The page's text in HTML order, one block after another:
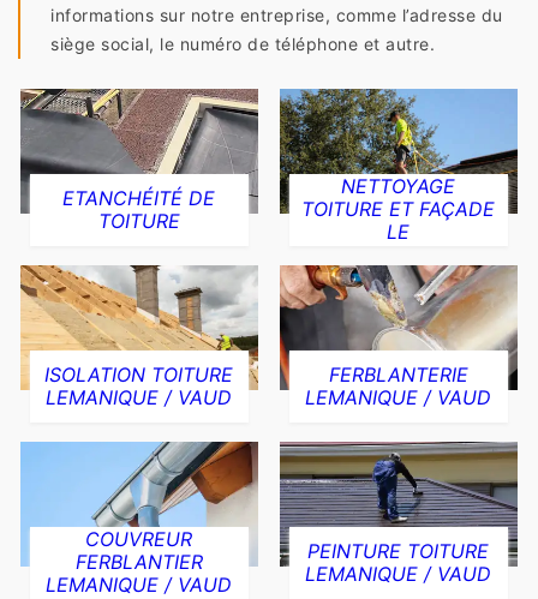
informations sur notre entreprise, comme l’adresse du
siège social, le numéro de téléphone et autre.
ETANCHÉITÉ DE
TOITURE
NETTOYAGE
TOITURE ET FAÇADE
LE
ISOLATION TOITURE
LEMANIQUE / VAUD
FERBLANTERIE
LEMANIQUE / VAUD
COUVREUR
FERBLANTIER
LEMANIQUE / VAUD
PEINTURE TOITURE
LEMANIQUE / VAUD